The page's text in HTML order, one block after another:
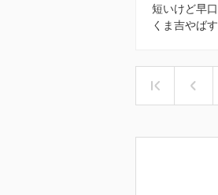
短いけど早
くま吉やば